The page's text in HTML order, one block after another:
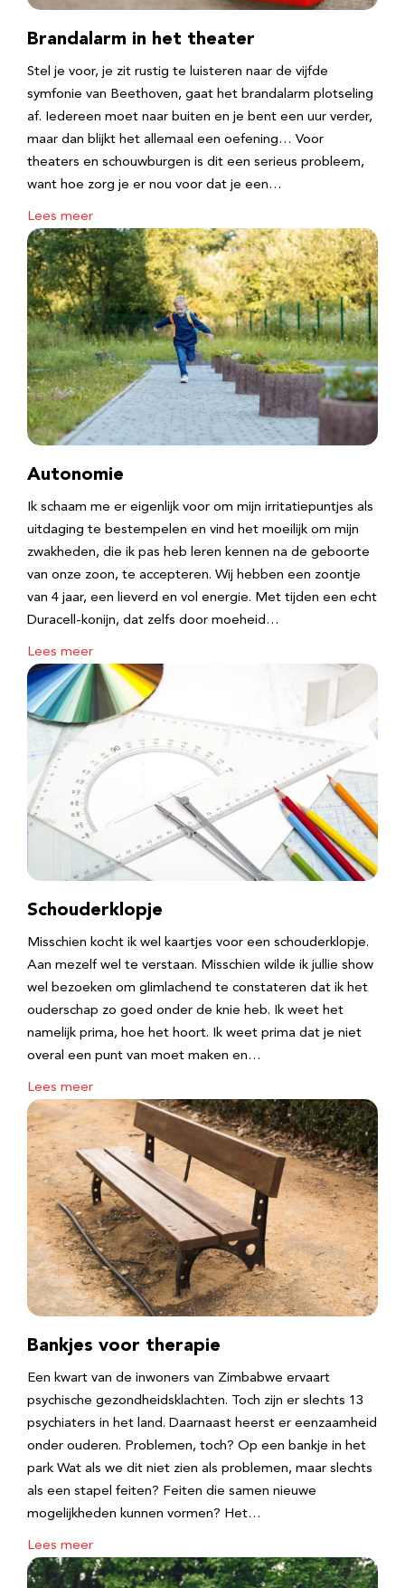
Brandalarm in het theater
Stel je voor, je zit rustig te luisteren naar de vijfde
symfonie van Beethoven, gaat het brandalarm plotseling
af. Iedereen moet naar buiten en je bent een uur verder,
maar dan blijkt het allemaal een oefening… Voor
theaters en schouwburgen is dit een serieus probleem,
want hoe zorg je er nou voor dat je een…
Lees meer
Autonomie
Ik schaam me er eigenlijk voor om mijn irritatiepuntjes als
uitdaging te bestempelen en vind het moeilijk om mijn
zwakheden, die ik pas heb leren kennen na de geboorte
van onze zoon, te accepteren. Wij hebben een zoontje
van 4 jaar, een lieverd en vol energie. Met tijden een echt
Duracell-konijn, dat zelfs door moeheid…
Lees meer
Schouderklopje
Misschien kocht ik wel kaartjes voor een schouderklopje.
Aan mezelf wel te verstaan. Misschien wilde ik jullie show
wel bezoeken om glimlachend te constateren dat ik het
ouderschap zo goed onder de knie heb. Ik weet het
namelijk prima, hoe het hoort. Ik weet prima dat je niet
overal een punt van moet maken en…
Lees meer
Bankjes voor therapie
Een kwart van de inwoners van Zimbabwe ervaart
psychische gezondheidsklachten. Toch zijn er slechts 13
psychiaters in het land. Daarnaast heerst er eenzaamheid
onder ouderen. Problemen, toch? Op een bankje in het
park Wat als we dit niet zien als problemen, maar slechts
als een stapel feiten? Feiten die samen nieuwe
mogelijkheden kunnen vormen? Het…
Lees meer